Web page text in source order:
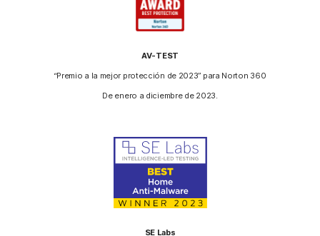
AV-TEST
“Premio a la mejor protección de 2023” para Norton 360
De enero a diciembre de 2023.
SE Labs